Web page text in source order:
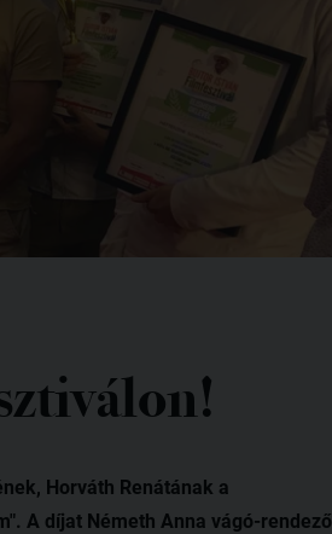
Horváth Renátának a
A díjat Németh Anna vágó-rendező